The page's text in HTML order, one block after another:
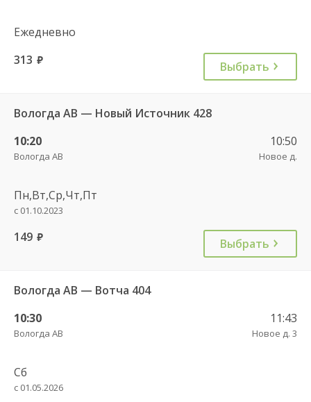
Ежедневно
313 руб. Выбрать
Вологда АВ — Новый Источник 428
10:20
Вологда АВ
10:50
Новое д.
Пн,Вт,Ср,Чт,Пт
с 01.10.2023
149 руб. Выбрать
Вологда АВ — Вотча 404
10:30
Вологда АВ
11:43
Новое д. 3
Сб
с 01.05.2026